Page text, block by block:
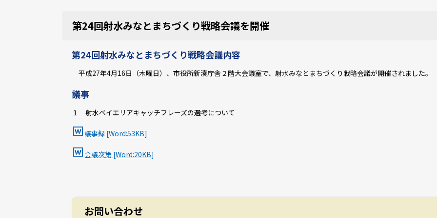
第24回射水みなとまちづくり戦略会議を開催
第24回射水みなとまちづくり戦略会議内容
平成27年4月16日（木曜日）、市役所新湊庁舎２階大会議室で、射水みなとまちづくり戦略会議が開催されました。
議事
１ 射水ベイエリアキャッチフレーズの選考について
議事録 [Word:53KB]
会議次第 [Word:20KB]
お問い合わせ